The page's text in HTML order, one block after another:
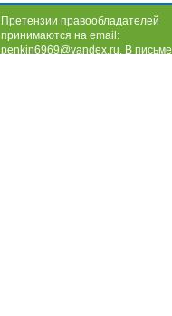
Претензии правообладателей
принимаются на email:
penkin6969@yandex.ru. В письме